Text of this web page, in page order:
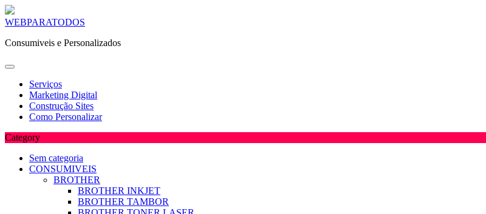
Skip
content
WEBPARATODOS
Consumiveis e Personalizados
Serviços
Marketing Digital
Construção Sites
Como Personalizar
Category
Sem categoria
CONSUMIVEIS
BROTHER
BROTHER INKJET
BROTHER TAMBOR